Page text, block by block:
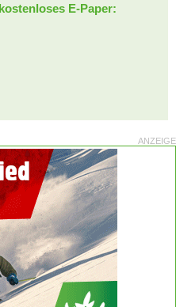
E-Paper:
ANZEIGE